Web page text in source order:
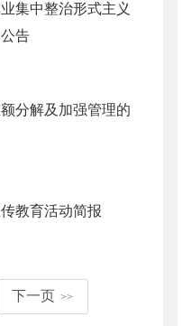
集中整治形式主义
告
分解及加强管理的
教育活动简报
下一页 >>